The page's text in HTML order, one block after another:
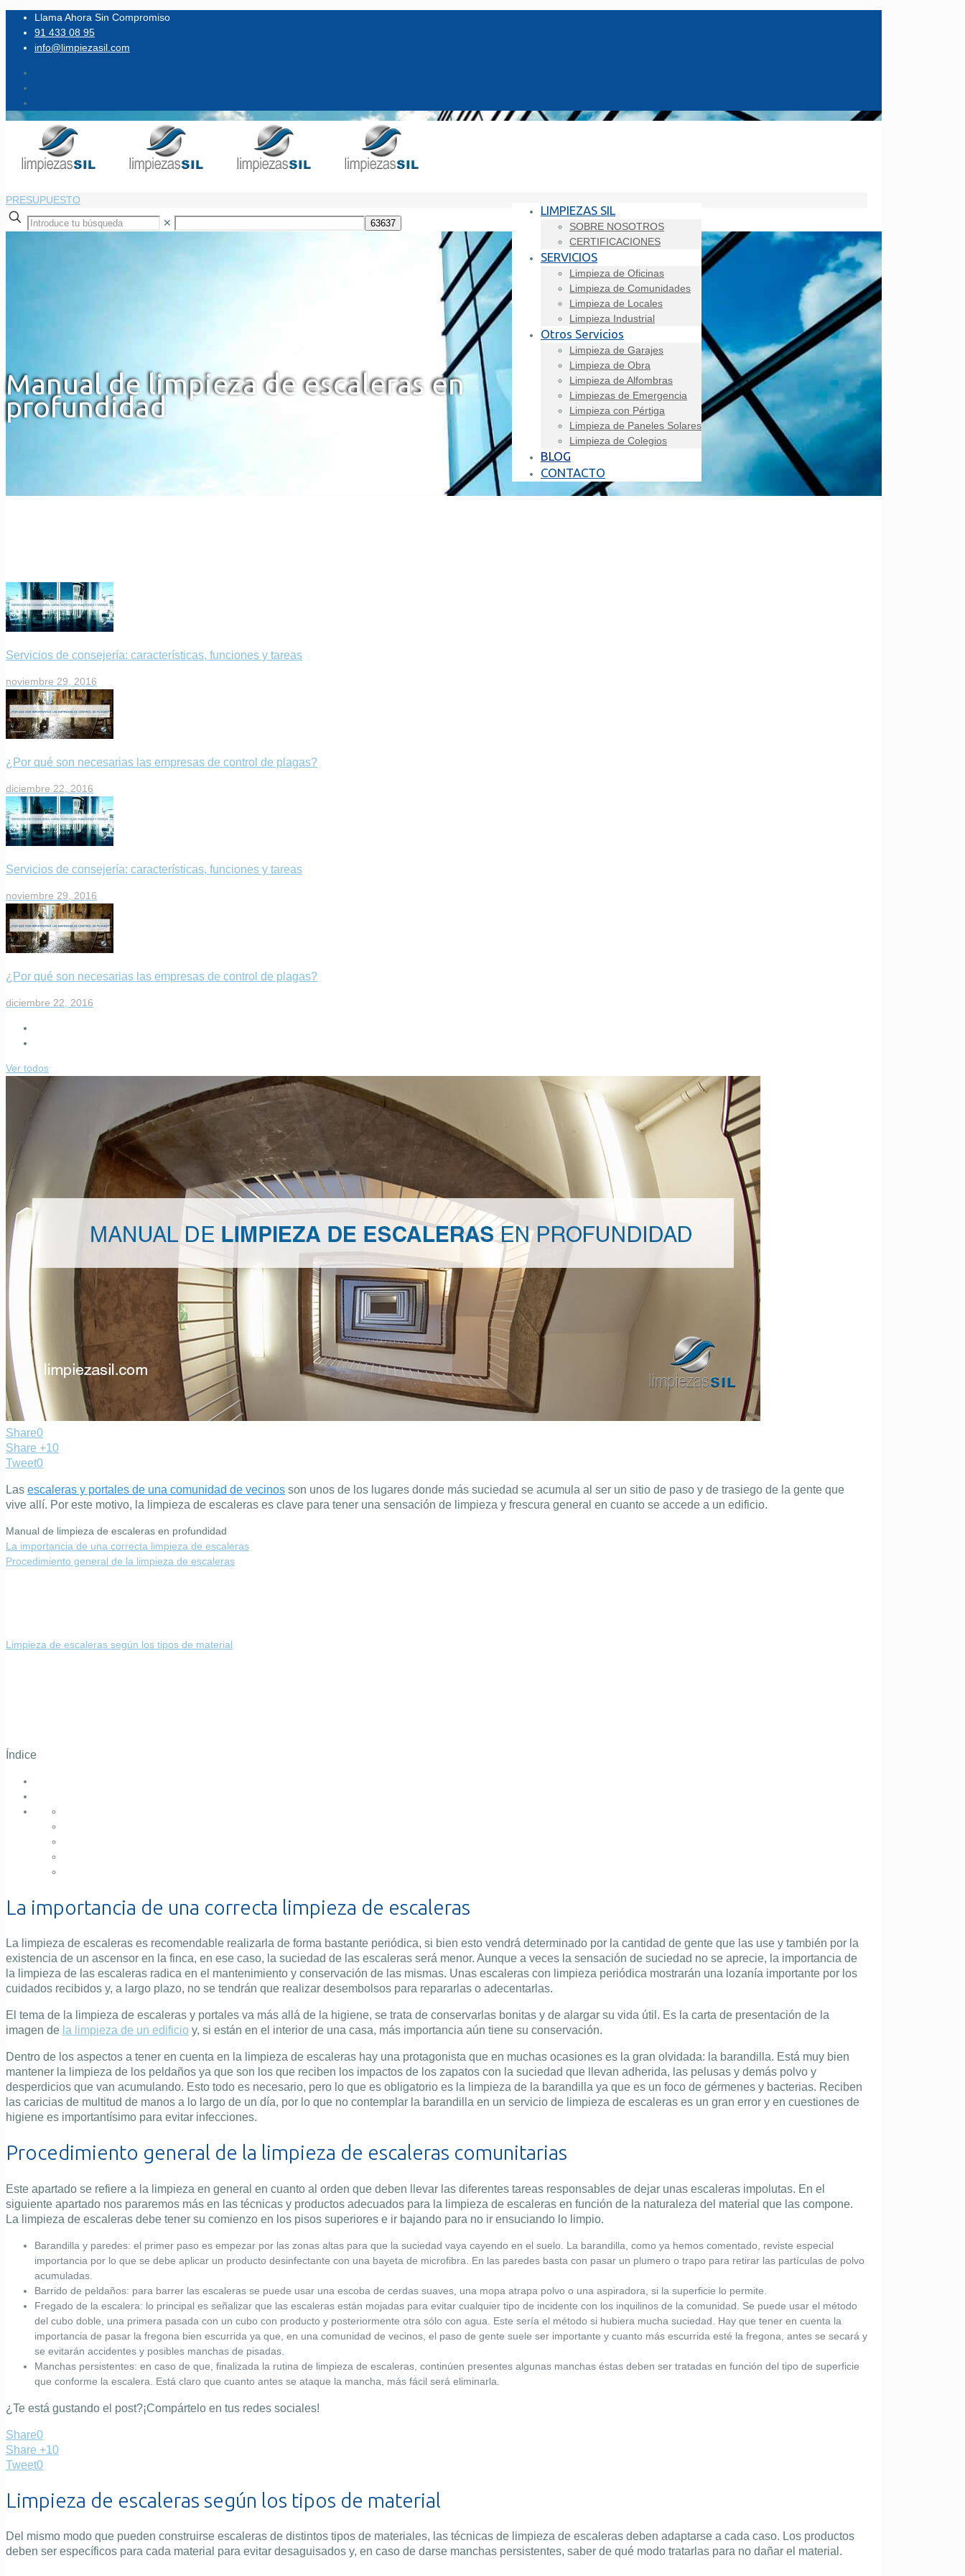
Llama Ahora Sin Compromiso
91 433 08 95
info@limpiezasil.com
LIMPIEZAS SIL
SOBRE NOSOTROS
CERTIFICACIONES
SERVICIOS
Limpieza de Oficinas
Limpieza de Comunidades
Limpieza de Locales
Limpieza Industrial
Otros Servicios
Limpieza de Garajes
Limpieza de Obra
Limpieza de Alfombras
Limpiezas de Emergencia
Limpieza con Pértiga
Limpieza de Paneles Solares
Limpieza de Colegios
BLOG
CONTACTO
PRESUPUESTO
✕
Manual de limpieza de escaleras en
profundidad
Servicios de consejería: características, funciones y tareas
noviembre 29, 2016
¿Por qué son necesarias las empresas de control de plagas?
diciembre 22, 2016
Servicios de consejería: características, funciones y tareas
noviembre 29, 2016
¿Por qué son necesarias las empresas de control de plagas?
diciembre 22, 2016
Ver todos
Share0
Share +10
Tweet0
Las escaleras y portales de una comunidad de vecinos son unos de los lugares donde más suciedad se acumula al ser un sitio de paso y de trasiego de la gente que
vive allí. Por este motivo, la limpieza de escaleras es clave para tener una sensación de limpieza y frescura general en cuanto se accede a un edificio.
Manual de limpieza de escaleras en profundidad
La importancia de una correcta limpieza de escaleras
Procedimiento general de la limpieza de escaleras
Limpieza de escaleras según los tipos de material
Índice
La importancia de una correcta limpieza de escaleras
La limpieza de escaleras es recomendable realizarla de forma bastante periódica, si bien esto vendrá determinado por la cantidad de gente que las use y también por la
existencia de un ascensor en la finca, en ese caso, la suciedad de las escaleras será menor. Aunque a veces la sensación de suciedad no se aprecie, la importancia de
la limpieza de las escaleras radica en el mantenimiento y conservación de las mismas. Unas escaleras con limpieza periódica mostrarán una lozanía importante por los
cuidados recibidos y, a largo plazo, no se tendrán que realizar desembolsos para repararlas o adecentarlas.
El tema de la limpieza de escaleras y portales va más allá de la higiene, se trata de conservarlas bonitas y de alargar su vida útil. Es la carta de presentación de la
imagen de la limpieza de un edificio y, si están en el interior de una casa, más importancia aún tiene su conservación.
Dentro de los aspectos a tener en cuenta en la limpieza de escaleras hay una protagonista que en muchas ocasiones es la gran olvidada: la barandilla. Está muy bien
mantener la limpieza de los peldaños ya que son los que reciben los impactos de los zapatos con la suciedad que llevan adherida, las pelusas y demás polvo y
desperdicios que van acumulando. Esto todo es necesario, pero lo que es obligatorio es la limpieza de la barandilla ya que es un foco de gérmenes y bacterias. Reciben
las caricias de multitud de manos a lo largo de un día, por lo que no contemplar la barandilla en un servicio de limpieza de escaleras es un gran error y en cuestiones de
higiene es importantísimo para evitar infecciones.
Procedimiento general de la limpieza de escaleras comunitarias
Este apartado se refiere a la limpieza en general en cuanto al orden que deben llevar las diferentes tareas responsables de dejar unas escaleras impolutas. En el
siguiente apartado nos pararemos más en las técnicas y productos adecuados para la limpieza de escaleras en función de la naturaleza del material que las compone.
La limpieza de escaleras debe tener su comienzo en los pisos superiores e ir bajando para no ir ensuciando lo limpio.
Barandilla y paredes: el primer paso es empezar por las zonas altas para que la suciedad vaya cayendo en el suelo. La barandilla, como ya hemos comentado, reviste especial
importancia por lo que se debe aplicar un producto desinfectante con una bayeta de microfibra. En las paredes basta con pasar un plumero o trapo para retirar las partículas de polvo
acumuladas.
Barrido de peldaños: para barrer las escaleras se puede usar una escoba de cerdas suaves, una mopa atrapa polvo o una aspiradora, si la superficie lo permite.
Fregado de la escalera: lo principal es señalizar que las escaleras están mojadas para evitar cualquier tipo de incidente con los inquilinos de la comunidad. Se puede usar el método
del cubo doble, una primera pasada con un cubo con producto y posteriormente otra sólo con agua. Este sería el método si hubiera mucha suciedad. Hay que tener en cuenta la
importancia de pasar la fregona bien escurrida ya que, en una comunidad de vecinos, el paso de gente suele ser importante y cuanto más escurrida esté la fregona, antes se secará y
se evitarán accidentes y posibles manchas de pisadas.
Manchas persistentes: en caso de que, finalizada la rutina de limpieza de escaleras, continúen presentes algunas manchas éstas deben ser tratadas en función del tipo de superficie
que conforme la escalera. Está claro que cuanto antes se ataque la mancha, más fácil será eliminarla.
¿Te está gustando el post?¡Compártelo en tus redes sociales!
Share0
Share +10
Tweet0
Limpieza de escaleras según los tipos de material
Del mismo modo que pueden construirse escaleras de distintos tipos de materiales, las técnicas de limpieza de escaleras deben adaptarse a cada caso. Los productos
deben ser específicos para cada material para evitar desaguisados y, en caso de darse manchas persistentes, saber de qué modo tratarlas para no dañar el material.